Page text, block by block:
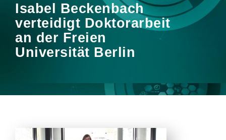
Isabel Beckenbach
verteidigt Doktorarbeit
an der Freien
Universität Berlin